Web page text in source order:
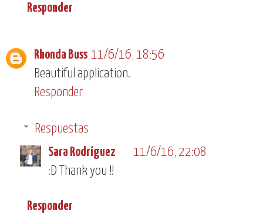
Responder
Rhonda Buss 11/6/16, 18:56
Beautiful application.
Responder
Respuestas
Sara Rodríguez
11/6/16, 22:08
:D Thank you !!
Responder